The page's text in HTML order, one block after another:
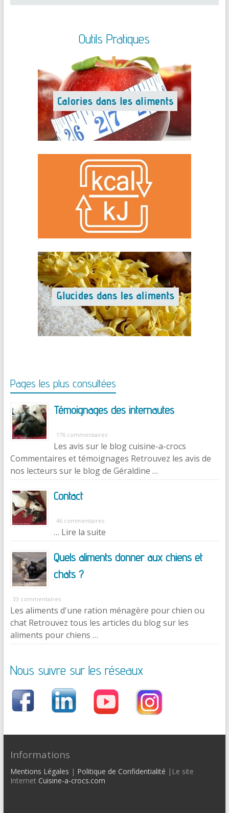
Outils Pratiques
Pages les plus consultées
Témoignages des internautes
176 commentaires
Les avis sur le blog cuisine-a-crocs
Commentaires et témoignages Retrouvez les avis de
nos lecteurs sur le blog de Géraldine …
Contact
46 commentaires
… Lire la suite
Quels aliments donner aux chiens et
chats ?
33 commentaires
Les aliments d'une ration ménagère pour chien ou
chat Retrouvez tous les articles du blog sur les
aliments pour chiens …
Nous suivre sur les réseaux
Informations
Mentions Légales | Politique de Confidentialité |Le site
Internet Cuisine-a-crocs.com